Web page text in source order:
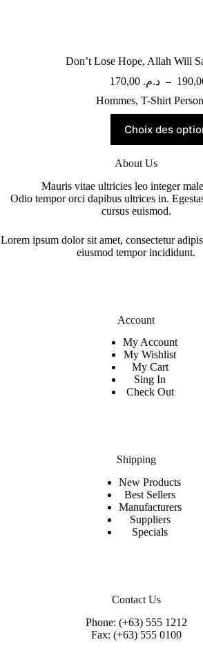
Don’t Lose Hope, Allah Will
د.م. –
Hommes, T-Shirt
Choix des
About Us
Mauris vitae ultricies leo integer
Odio tempor orci dapibus ultrices in.
cursus euismod.
Lorem ipsum dolor sit amet, consectetur
eiusmod tempor incididunt.
Account
My Account
My Wishlist
My Cart
Sing In
Check Out
Shipping
New Products
Best Sellers
Manufacturers
Suppliers
Specials
Contact Us
Phone: (+63) 555 1212
Fax: (+63) 555 0100